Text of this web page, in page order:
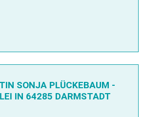
SONJA PLÜCKEBAUM -
IN 64285 DARMSTADT